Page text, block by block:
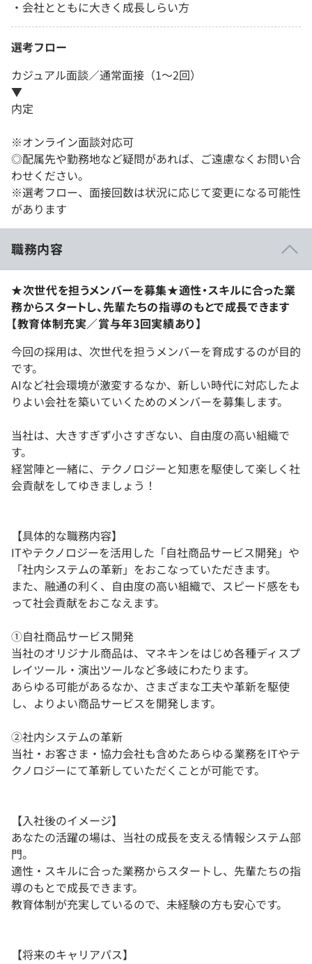
・会社とともに大きく成長しらい方
選考フロー
カジュアル面談／通常面接（1～2回）
▼
内定
※オンライン面談対応可
◎配属先や勤務地など疑問があれば、ご遠慮なくお問い合
わせください。
※選考フロー、面接回数は状況に応じて変更になる可能性
があります
職務内容
★次世代を担うメンバーを募集★適性・スキルに合った業
務からスタートし、先輩たちの指導のもとで成長できます
【教育体制充実／賞与年3回実績あり】
今回の採用は、次世代を担うメンバーを育成するのが目的
です。
AIなど社会環境が激変するなか、新しい時代に対応したよ
りよい会社を築いていくためのメンバーを募集します。
当社は、大きすぎず小さすぎない、自由度の高い組織で
す。
経営陣と一緒に、テクノロジーと知恵を駆使して楽しく社
会貢献をしてゆきましょう！
【具体的な職務内容】
ITやテクノロジーを活用した「自社商品サービス開発」や
「社内システムの革新」をおこなっていただきます。
また、融通の利く、自由度の高い組織で、スピード感をも
って社会貢献をおこなえます。
①自社商品サービス開発
当社のオリジナル商品は、マネキンをはじめ各種ディスプ
レイツール・演出ツールなど多岐にわたります。
あらゆる可能があるなか、さまざまな工夫や革新を駆使
し、よりよい商品サービスを開発します。
②社内システムの革新
当社・お客さま・協力会社も含めたあらゆる業務をITやテ
クノロジーにて革新していただくことが可能です。
【入社後のイメージ】
あなたの活躍の場は、当社の成長を支える情報システム部
門。
適性・スキルに合った業務からスタートし、先輩たちの指
導のもとで成長できます。
教育体制が充実しているので、未経験の方も安心です。
【将来のキャリアパス】